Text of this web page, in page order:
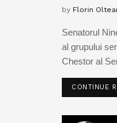
by Florin
Senatorul
al grupului
Chestor al
CONTINUE